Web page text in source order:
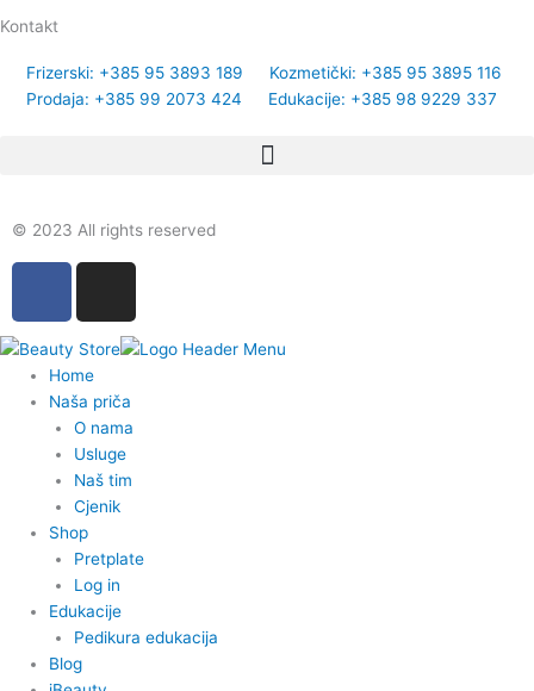
Kontakt
Frizerski: +385 95 3893 189
Kozmetički: +385 95 3895 116
Prodaja: +385 99 2073 424
Edukacije: +385 98 9229 337
© 2023 All rights reserved
e
b
o
o
k
f
t
a
g
r
a
m
Home
Naša priča
O nama
Usluge
Naš tim
Cjenik
Shop
Pretplate
Log in
Edukacije
Pedikura edukacija
Blog